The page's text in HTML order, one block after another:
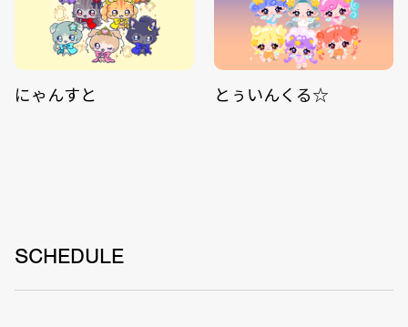
にゃんすと とぅいんくる☆
SCHEDULE